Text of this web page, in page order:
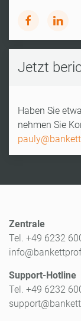
Jetzt
Haben Sie
nehmen Sie
Zentrale
Tel. +49 6232
Support-Hotline
Tel. +49 6232